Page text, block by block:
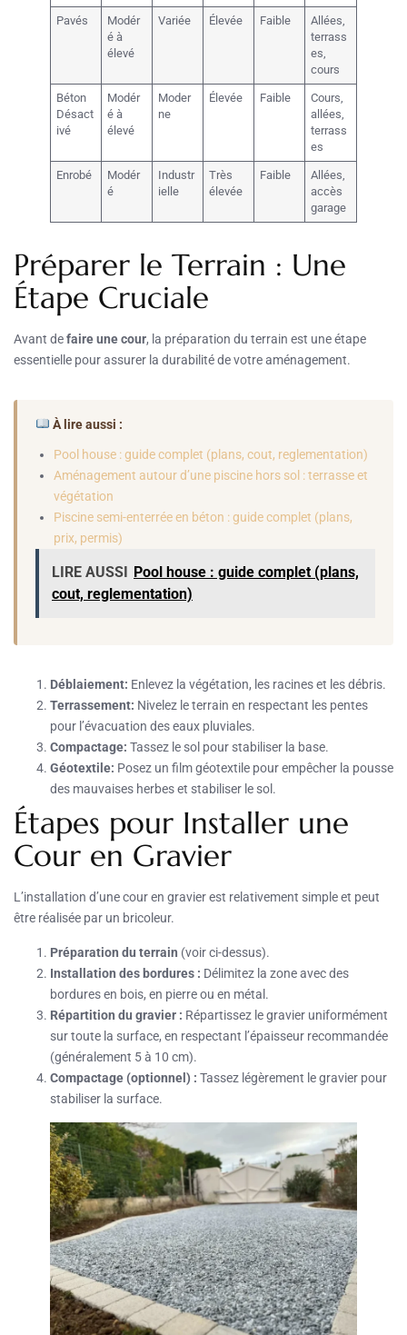
Pavés
Modér
é à
élevé
Variée Élevée Faible
Allées,
terrass
es,
cours
Béton
Désact
ivé
Modér
é à
élevé
Moder
ne
Élevée Faible
Cours,
allées,
terrass
es
Enrobé
Modér
é
Industr
ielle
Très
élevée
Faible
Allées,
accès
garage
Préparer le Terrain : Une
Étape Cruciale
Avant defaire une cour, la préparation du terrain est une étape
essentielle pour assurer la durabilité de votre aménagement.
À lire aussi :
Pool house : guide complet (plans, cout, reglementation)
Aménagement autour d’une piscine hors sol : terrasse et
végétation
Piscine semi-enterrée en béton : guide complet (plans,
prix, permis)
LIRE AUSSI Pool house : guide complet (plans,
cout, reglementation)
Déblaiement: Enlevez la végétation, les racines et les débris.
Terrassement: Nivelez le terrain en respectant les pentes
pour l’évacuation des eaux pluviales.
Compactage: Tassez le sol pour stabiliser la base.
Géotextile: Posez un film géotextile pour empêcher la pousse
des mauvaises herbes et stabiliser le sol.
Étapes pour Installer une
Cour en Gravier
L’installation d’une cour en gravier est relativement simple et peut
être réalisée par un bricoleur.
Préparation du terrain (voir ci-dessus).
Installation des bordures : Délimitez la zone avec des
bordures en bois, en pierre ou en métal.
Répartition du gravier : Répartissez le gravier uniformément
sur toute la surface, en respectant l’épaisseur recommandée
(généralement 5 à 10 cm).
Compactage (optionnel) : Tassez légèrement le gravier pour
stabiliser la surface.